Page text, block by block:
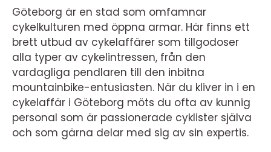
Göteborg är en stad som omfamnar
cykelkulturen med öppna armar. Här finns ett
brett utbud av cykelaffärer som tillgodoser
alla typer av cykelintressen, från den
vardagliga pendlaren till den inbitna
mountainbike-entusiasten. När du kliver in i en
cykelaffär i Göteborg möts du ofta av kunnig
personal som är passionerade cyklister själva
och som gärna delar med sig av sin expertis.